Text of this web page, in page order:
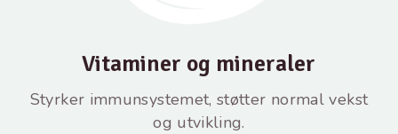
Vitaminer og mineraler
Styrker immunsystemet, støtter normal vekst
og utvikling.